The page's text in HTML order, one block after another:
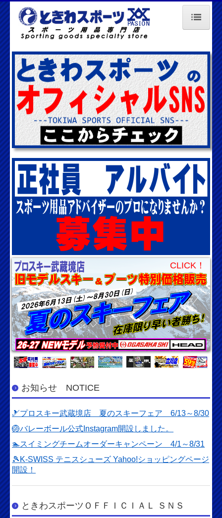
HOME
会社概要
店舗情報
採用情報
問い合わせ
CLICK！
お知らせ NOTICE
🎿プロスキー武蔵境店 夏のスキーフェア 6/13～8/30
🏐バレーボール公式Instagram開設しました。
🏊スイミングチームオーダーキャンペーン 4/1～8/31
🎾K-SWISS テニスシューズ Yahoo!ショッピングページ
開設！
ときわスポーツＯＦＦＩＣＩＡＬ ＳＮＳ